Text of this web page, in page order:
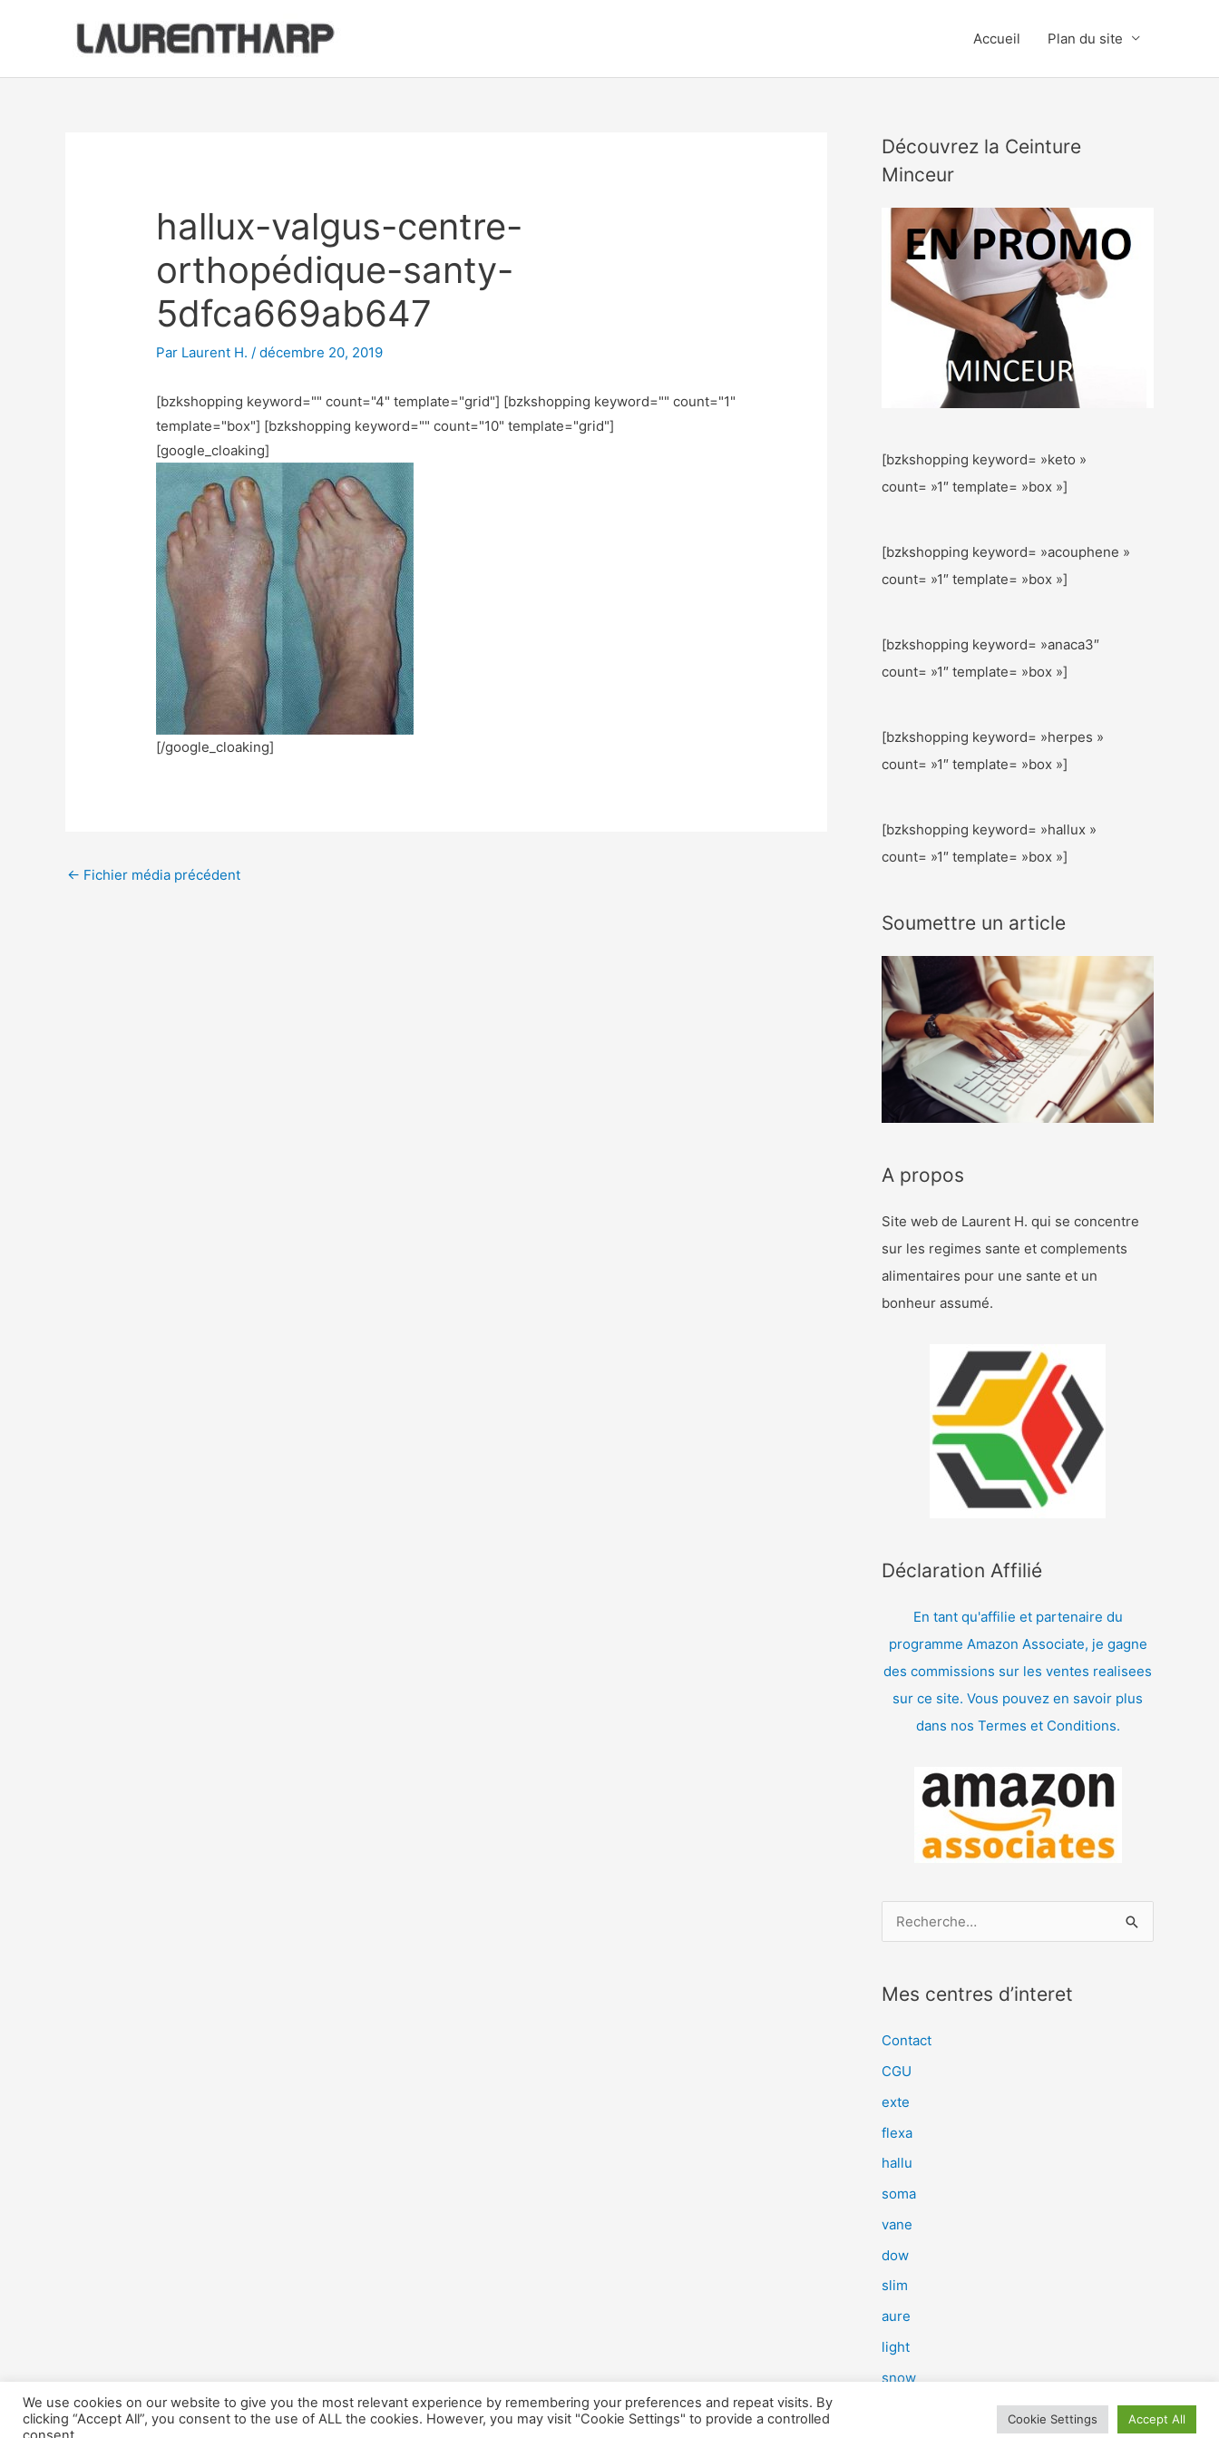
Accueil Plan du site
hallux-valgus-centre-
orthopédique-santy-
5dfca669ab647
Par Laurent H./décembre 20, 2019
[bzkshopping keyword="" count="4" template="grid"] [bzkshopping keyword="" count="1"
template="box"] [bzkshopping keyword="" count="10" template="grid"]
[google_cloaking]
[/google_cloaking]
← Fichier média précédent
Découvrez la Ceinture
Minceur
[bzkshopping keyword= »keto »
count= »1″ template= »box »]
[bzkshopping keyword= »acouphene »
count= »1″ template= »box »]
[bzkshopping keyword= »anaca3″
count= »1″ template= »box »]
[bzkshopping keyword= »herpes »
count= »1″ template= »box »]
[bzkshopping keyword= »hallux »
count= »1″ template= »box »]
Soumettre un article
A propos
Site web de Laurent H. qui se concentre
sur les regimes sante et complements
alimentaires pour une sante et un
bonheur assumé.
Déclaration Affilié
En tant qu'affilie et partenaire du
programme Amazon Associate, je gagne
des commissions sur les ventes realisees
sur ce site. Vous pouvez en savoir plus
dans nos Termes et Conditions.
e
e
r
:
Mes centres d’interet
Contact
CGU
exte
flexa
hallu
soma
vane
dow
slim
aure
light
snow
We use cookies on our website to give you the most relevant experience by remembering your preferences and repeat visits. By
clicking “Accept All”, you consent to the use of ALL the cookies. However, you may visit "Cookie Settings" to provide a controlled
Cookie Settings Accept All